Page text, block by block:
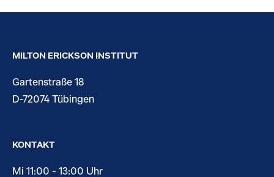
MILTON ERICKSON INSTITUT
Gartenstraße 18
D-72074 Tübingen
KONTAKT
Mi 11:00 - 13:00 Uhr